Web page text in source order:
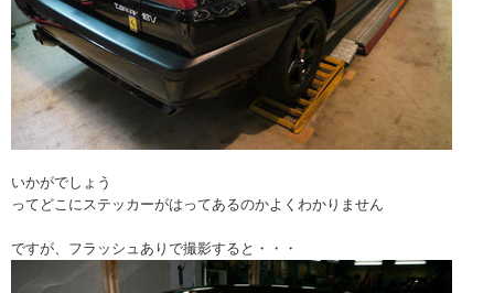
いかがでしょう
ってどこにステッカーがはってあるのかよくわかりません
ですが、フラッシュありで撮影すると・・・